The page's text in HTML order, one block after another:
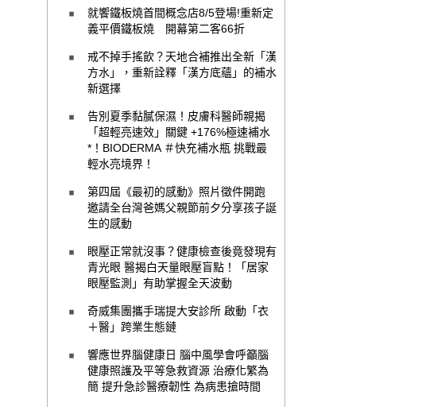
就饗鐵板燒首間概念店8/5登場!重新定
義平價鐵板燒 開幕第二客66折
戒不掉手搖飲？天地合補推出全新「漢
方水」，重新詮釋「漢方底蘊」的補水
新選擇
告別夏季黏膩保濕！皮膚科醫師親揭
「超輕亮速效」關鍵 +176%極速補水
*！BIODERMA ＃快充補水瓶 挑戰最
輕水亮境界！
第四屆《最初的感動》照片徵件開跑
邀請全台灣爸媽父親節前夕分享孩子誕
生的感動
眼壓正常就沒事？健康檢查後竟發現有
青光眼 醫揭白天量眼壓盲點！「居家
眼壓監測」有助掌握全天波動
奇威集團攜手瑞提大安診所 啟動「衣
＋醫」跨業生態鏈
響應世界腦健康日 腦中風學會呼籲腦
健康照護及平等急救資源 治療化繁為
簡 提升急診醫療韌性 為病患搶時間